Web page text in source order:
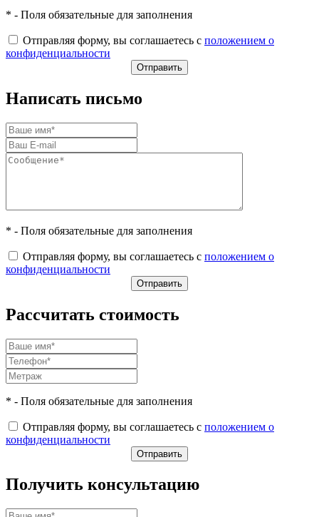
* - Поля обязательные для заполнения
Отправляя форму, вы соглашаетесь с положением о
конфиденциальности
Написать письмо
* - Поля обязательные для заполнения
Отправляя форму, вы соглашаетесь с положением о
конфиденциальности
Рассчитать стоимость
* - Поля обязательные для заполнения
Отправляя форму, вы соглашаетесь с положением о
конфиденциальности
Получить консультацию